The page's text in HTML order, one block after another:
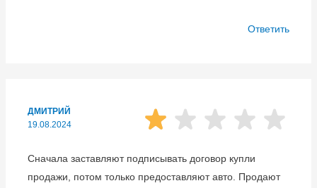
Ответить
ДМИТРИЙ
19.08.2024
Сначала заставляют подписывать договор купли
продажи, потом только предоставляют авто. Продают